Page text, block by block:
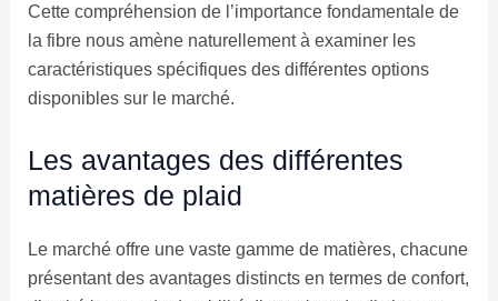
Cette compréhension de l’importance fondamentale de
la fibre nous amène naturellement à examiner les
caractéristiques spécifiques des différentes options
disponibles sur le marché.
Les avantages des différentes
matières de plaid
Le marché offre une vaste gamme de matières, chacune
présentant des avantages distincts en termes de confort,